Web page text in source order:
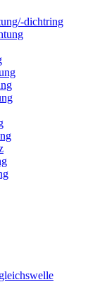
dichtring